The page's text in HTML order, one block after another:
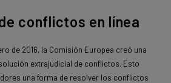
conflictos en línea
de 2016, la Comisión Europea creó una
extrajudicial de conflictos. Esto
una forma de resolver los conflictos